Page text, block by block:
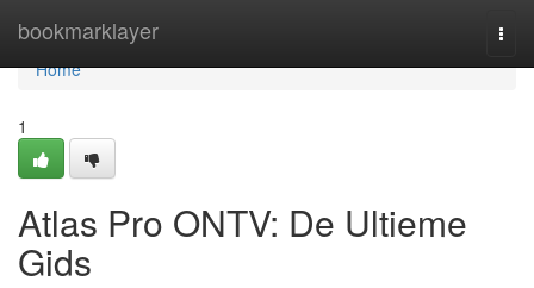
bookmarklayer
Home
Home
1
Atlas Pro ONTV: De Ultieme
Gids